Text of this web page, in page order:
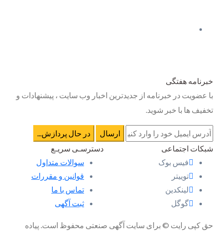
خبرنامه هفتگی
با عضویت در خبرنامه از جدیدترین اخبار وب سایت ، پیشنهادات و
تخفیف ها با خبر شوید.
شبکات اجتماعی
فیس بوک
توییتر
لینکدین
گوگل
دسترسـی سریـع
سوالات متداول
قوانین و مقررات
تماس با ما
ثبت آگهی
حق کپی رایت © برای سایت آگهی صنعتی محفوظ است. پیاده